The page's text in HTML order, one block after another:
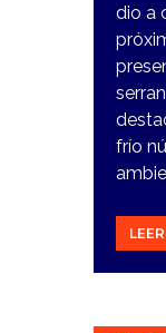
dio a
frío
1